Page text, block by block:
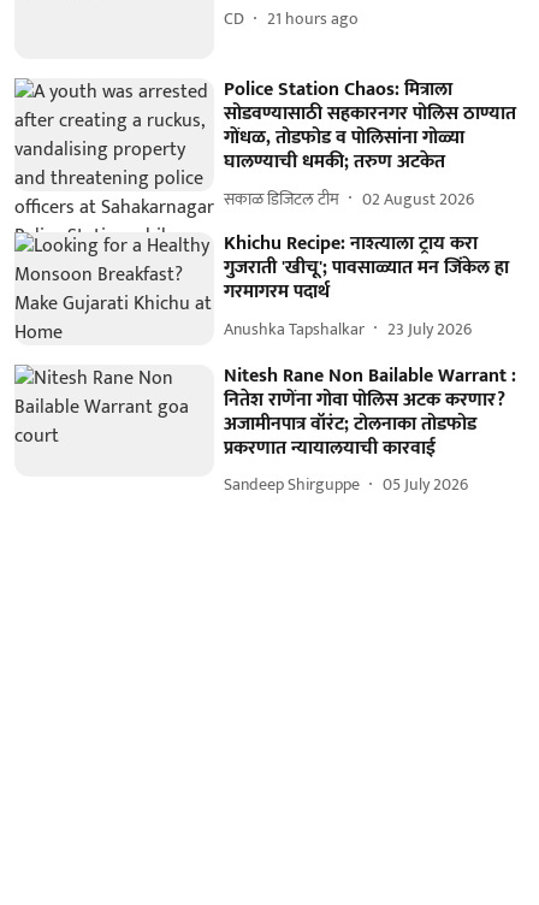
CD 21 hours ago
Police Station Chaos: मित्राला
सोडवण्यासाठी सहकारनगर पोलिस ठाण्यात
गोंधळ, तोडफोड व पोलिसांना गोळ्या
घालण्याची धमकी; तरुण अटकेत
सकाळ डिजिटल टीम 02 August 2026
Khichu Recipe: नाश्त्याला ट्राय करा
गुजराती 'खीचू'; पावसाळ्यात मन जिंकेल हा
गरमागरम पदार्थ
Anushka Tapshalkar 23 July 2026
Nitesh Rane Non Bailable Warrant :
नितेश राणेंना गोवा पोलिस अटक करणार?
अजामीनपात्र वॉरंट; टोलनाका तोडफोड
प्रकरणात न्यायालयाची कारवाई
Sandeep Shirguppe 05 July 2026